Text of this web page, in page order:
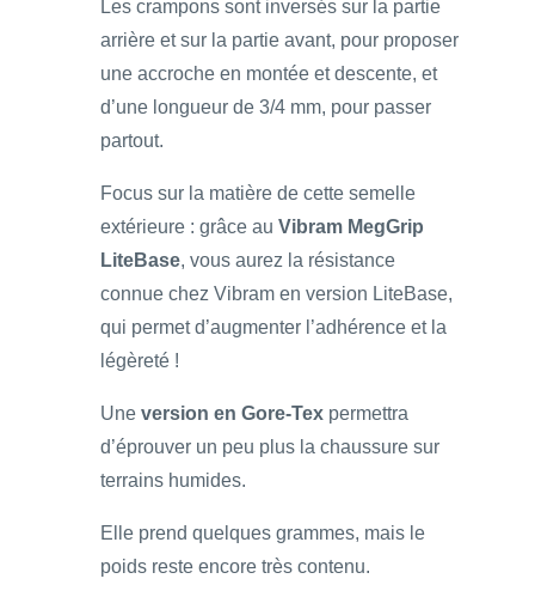
Les crampons sont inversés sur la partie
arrière et sur la partie avant, pour proposer
une accroche en montée et descente, et
d’une longueur de 3/4 mm, pour passer
partout.
Focus sur la matière de cette semelle
extérieure : grâce au Vibram MegGrip
LiteBase, vous aurez la résistance
connue chez Vibram en version LiteBase,
qui permet d’augmenter l’adhérence et la
légèreté !
Une version en Gore-Tex permettra
d’éprouver un peu plus la chaussure sur
terrains humides.
Elle prend quelques grammes, mais le
poids reste encore très contenu.